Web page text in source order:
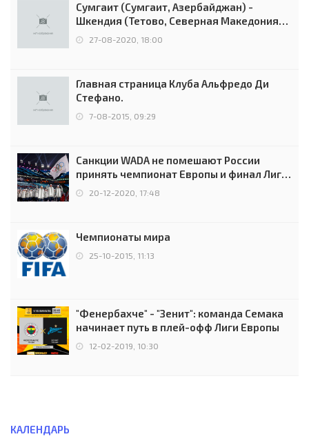
Сумгаит (Сумгаит, Азербайджан) -
Шкендия (Тетово, Северная Македония) -
0:2 (0:0)
27-08-2020, 18:00
Главная страница Клуба Альфредо Ди
Стефано.
7-08-2015, 09:29
Санкции WADA не помешают России
принять чемпионат Европы и финал Лиги
чемпионов.
20-12-2020, 17:48
Чемпионаты мира
25-10-2015, 11:13
"Фенербахче" - "Зенит": команда Семака
начинает путь в плей-офф Лиги Европы
12-02-2019, 10:30
КАЛЕНДАРЬ